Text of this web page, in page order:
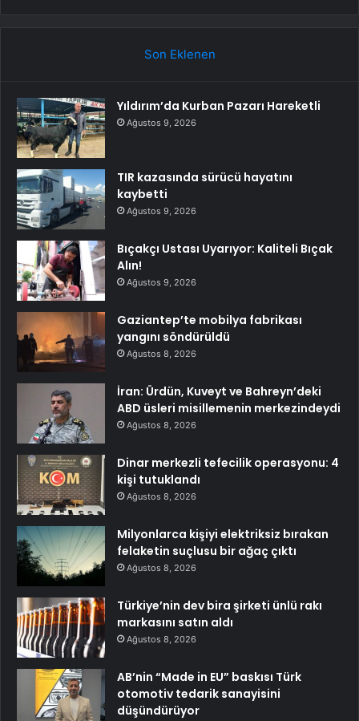
Son Eklenen
Yıldırım’da Kurban Pazarı Hareketli
Ağustos 9, 2026
TIR kazasında sürücü hayatını
kaybetti
Ağustos 9, 2026
Bıçakçı Ustası Uyarıyor: Kaliteli Bıçak
Alın!
Ağustos 9, 2026
Gaziantep’te mobilya fabrikası
yangını söndürüldü
Ağustos 8, 2026
İran: Ürdün, Kuveyt ve Bahreyn’deki
ABD üsleri misillemenin merkezindeydi
Ağustos 8, 2026
Dinar merkezli tefecilik operasyonu: 4
kişi tutuklandı
Ağustos 8, 2026
Milyonlarca kişiyi elektriksiz bırakan
felaketin suçlusu bir ağaç çıktı
Ağustos 8, 2026
Türkiye’nin dev bira şirketi ünlü rakı
markasını satın aldı
Ağustos 8, 2026
AB’nin “Made in EU” baskısı Türk
otomotiv tedarik sanayisini
düşündürüyor